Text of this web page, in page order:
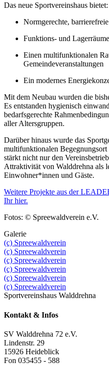
Das neue Sportvereinshaus bietet:
Normgerechte,
Funktions- und
Einen multifunktionalen
Gemeindeveranstaltungen
Ein modernes
Mit dem Neubau wurden die
Es entstanden hygienisch
bedarfsgerechte
aller Altersgruppen.
Darüber hinaus wurde das
multifunktionalen
stärkt nicht nur den
Attraktivität von Walddrehna als
Einwohner*innen und Gäste.
Weitere Projekte aus der
Ihr hier.
Fotos: © Spreewaldverein e.V.
Galerie
(c) Spreewaldverein
(c) Spreewaldverein
(c) Spreewaldverein
(c) Spreewaldverein
(c) Spreewaldverein
(c) Spreewaldverein
Sportvereinshaus Walddrehna
Kontakt & Infos
SV Walddrehna 72 e.V.
Lindenstr. 29
15926 Heideblick
Fon 035455 - 588